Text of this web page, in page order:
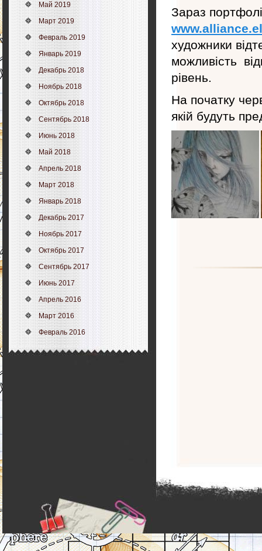
Май 2019
Март 2019
Февраль 2019
Январь 2019
Декабрь 2018
Ноябрь 2018
Октябрь 2018
Сентябрь 2018
Июнь 2018
Май 2018
Апрель 2018
Март 2018
Январь 2018
Декабрь 2017
Ноябрь 2017
Октябрь 2017
Сентябрь 2017
Июнь 2017
Апрель 2016
Март 2016
Февраль 2016
Зараз
художники
можливість
рівень.
На початку
якій будуть